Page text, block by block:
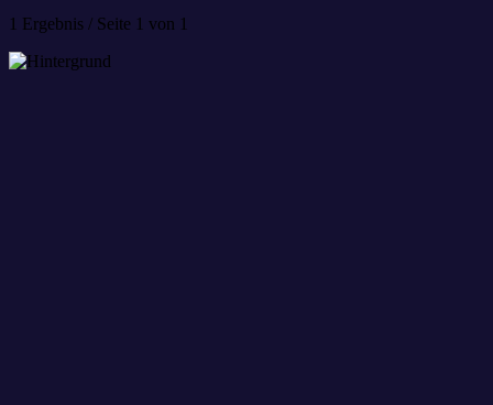
1 Ergebnis / Seite 1 von 1